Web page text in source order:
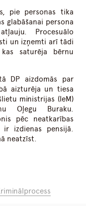
pie personas tika
glabāšanai persona
Procesuālo
un izņemti arī tādi
saturēja bērnu
DP aizdomās par
aizturēja un tiesa
ministrijas (IeM)
Oļegu Buraku.
pēc neatkarības
izdienas pensijā.
neatzīst.